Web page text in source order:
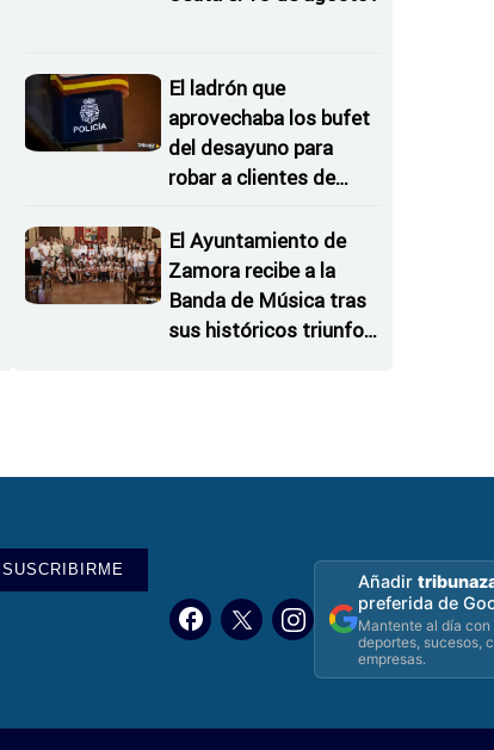
El ladrón que
aprovechaba los bufet
del desayuno para
robar a clientes de
El Ayuntamiento de
Zamora recibe a la
Banda de Música tras
sus históricos triunfos
SUSCRIBIRME
Añadir
preferida de
Mantente al día con
deportes, sucesos,
empresas.